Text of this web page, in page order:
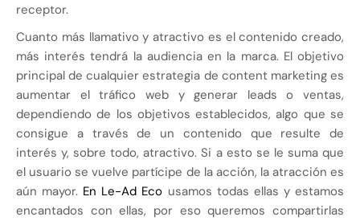
receptor.
Cuanto más llamativo y atractivo es el contenido creado,
más interés tendrá la audiencia en la marca. El objetivo
principal de cualquier estrategia de content marketing es
aumentar el tráfico web y generar leads o ventas,
dependiendo de los objetivos establecidos, algo que se
consigue a través de un contenido que resulte de
interés y, sobre todo, atractivo. Si a esto se le suma que
el usuario se vuelve partícipe de la acción, la atracción es
aún mayor. En Le-Ad Eco usamos todas ellas y estamos
encantados con ellas, por eso queremos compartirlas